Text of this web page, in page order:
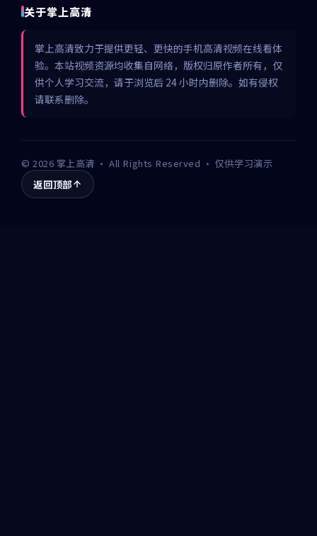
关于掌上高清
掌上高清致力于提供更轻、更快的手机高清视频在线看体
验。本站视频资源均收集自网络，版权归原作者所有，仅
供个人学习交流，请于浏览后 24 小时内删除。如有侵权
请联系删除。
©2026 掌上高清 · All Rights Reserved · 仅供学习演示
返回顶部